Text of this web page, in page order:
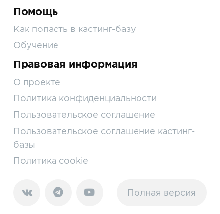
Помощь
Как попасть в кастинг-базу
Обучение
Правовая информация
О проекте
Политика конфиденциальности
Пользовательское соглашение
Пользовательское соглашение кастинг-
базы
Политика cookie
Полная версия